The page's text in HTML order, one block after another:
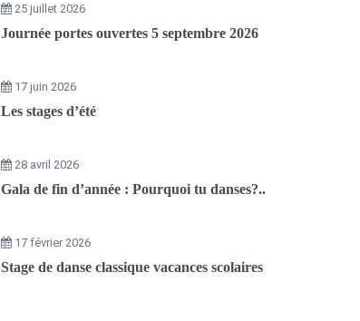
25 juillet 2026
Journée portes ouvertes 5 septembre 2026
17 juin 2026
Les stages d’été
28 avril 2026
Gala de fin d’année : Pourquoi tu danses?..
17 février 2026
Stage de danse classique vacances scolaires